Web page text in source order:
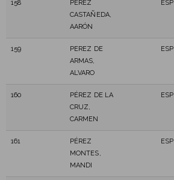
158
PÉREZ
CASTAÑEDA,
AARÓN
ESP
159
PEREZ DE
ARMAS,
ALVARO
ESP
160
PÉREZ DE LA
CRUZ,
CARMEN
ESP
161
PÉREZ
MONTES,
MANDI
ESP